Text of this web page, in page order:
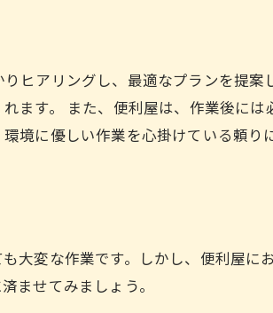
ヒアリングし、最適なプランを提
ます。 また、便利屋は、作業後に
境に優しい作業を心掛けている頼り
大変な作業です。しかし、便利屋に
ませてみましょう。